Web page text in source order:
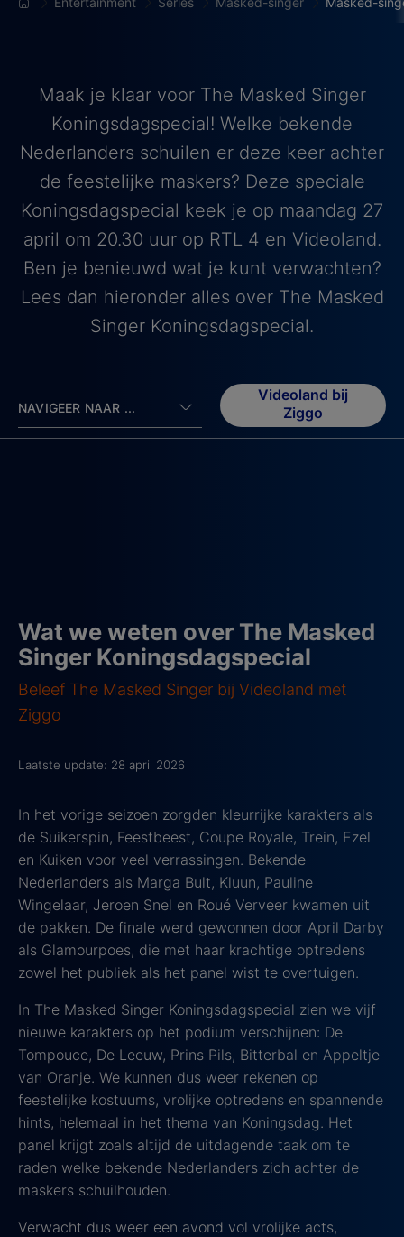
Maak je klaar voor The Masked Singer
Koningsdagspecial! Welke bekende
Nederlanders schuilen er deze keer achter
de feestelijke maskers? Deze speciale
Koningsdagspecial keek je op maandag 27
april om 20.30 uur op RTL 4 en Videoland.
Ben je benieuwd wat je kunt verwachten?
Lees dan hieronder alles over The Masked
Singer Koningsdagspecial.
NAVIGEER NAAR ...
Videoland bij
Ziggo
Wat we weten over The Masked
Singer Koningsdagspecial
Beleef The Masked Singer bij Videoland met
Ziggo
Laatste update: 28 april 2026
In het vorige seizoen zorgden kleurrijke karakters als
de Suikerspin, Feestbeest, Coupe Royale, Trein, Ezel
en Kuiken voor veel verrassingen. Bekende
Nederlanders als Marga Bult, Kluun, Pauline
Wingelaar, Jeroen Snel en Roué Verveer kwamen uit
de pakken. De finale werd gewonnen door April Darby
als Glamourpoes, die met haar krachtige optredens
zowel het publiek als het panel wist te overtuigen.
In The Masked Singer Koningsdagspecial zien we vijf
nieuwe karakters op het podium verschijnen: De
Tompouce, De Leeuw, Prins Pils, Bitterbal en Appeltje
van Oranje. We kunnen dus weer rekenen op
feestelijke kostuums, vrolijke optredens en spannende
hints, helemaal in het thema van Koningsdag. Het
panel krijgt zoals altijd de uitdagende taak om te
raden welke bekende Nederlanders zich achter de
maskers schuilhouden.
Verwacht dus weer een avond vol vrolijke acts,